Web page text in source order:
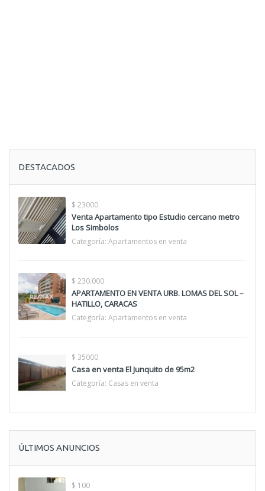
DESTACADOS
$ 23000
Venta Apartamento tipo Estudio cercano metro
Los Simbolos
Categoría: Apartamentos en venta
$ 230.000
APARTAMENTO EN VENTA URB. LOMAS DEL SOL –
HATILLO, CARACAS
Categoría: Apartamentos en venta
$ 35000
Casa en venta El Junquito de 95m2
Categoría: Casas en venta
ÚLTIMOS ANUNCIOS
$ 100